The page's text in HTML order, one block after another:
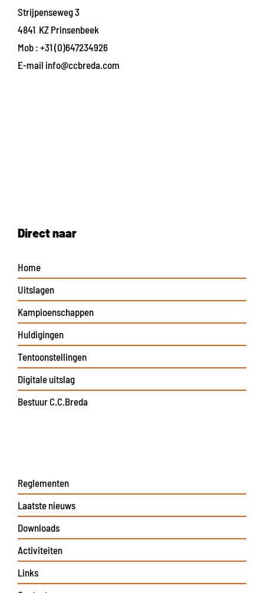
Strijpenseweg 3
4841 KZ Prinsenbeek
Mob : +31 (0)647234926
E-mail info@ccbreda.com
Direct naar
Home
Uitslagen
Kampioenschappen
Huldigingen
Tentoonstellingen
Digitale uitslag
Bestuur C.C.Breda
Reglementen
Laatste nieuws
Downloads
Activiteiten
Links